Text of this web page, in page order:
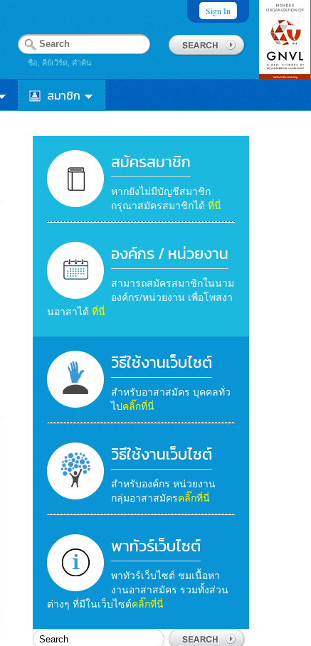
Sign In
ชื่อ, คีย์เวิร์ด, คำค้น
สมาชิก
สมัครสมาชิก
หากยังไม่มีบัญชีสมาชิก
กรุณาสมัครสมาชิกได้ ที่นี่
องค์กร / หน่วยงาน
สามารถสมัครสมาชิกในนาม
องค์กร/หน่วยงาน เพื่อโพสงา
นอาสาได้ ที่นี่
วิธีใช้งานเว็บไซต์
สำหรับอาสาสมัคร บุคคลทั่ว
ไปคลิ๊กที่นี่
วิธีใช้งานเว็บไซต์
สำหรับองค์กร หน่วยงาน
กลุ่มอาสาสมัครคลิ๊กที่นี่
พาทัวร์เว็บไซต์
พาทัวร์เว็บไซต์ ชมเนื้อหา
งานอาสาสมัคร รวมทั้งส่วน
ต่างๆ ที่มีในเว็บไซต์คลิ๊กที่นี่